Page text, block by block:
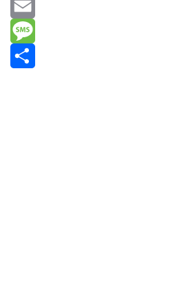
Messenger
Email
Message